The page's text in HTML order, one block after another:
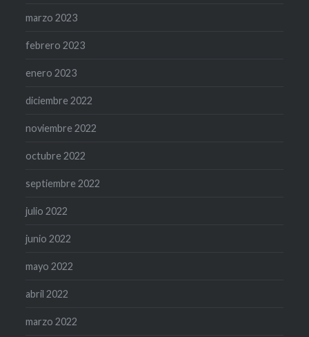
marzo 2023
febrero 2023
enero 2023
diciembre 2022
noviembre 2022
octubre 2022
septiembre 2022
julio 2022
junio 2022
mayo 2022
abril 2022
marzo 2022